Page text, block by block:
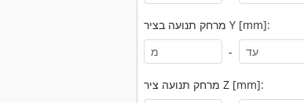
מרחק תנועה בציר Y [mm]:
-
מרחק תנועה ציר Z [mm]: